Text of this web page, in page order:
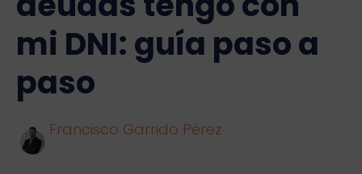
mi DNI: guía paso a
paso
Francisco Garrido Pérez